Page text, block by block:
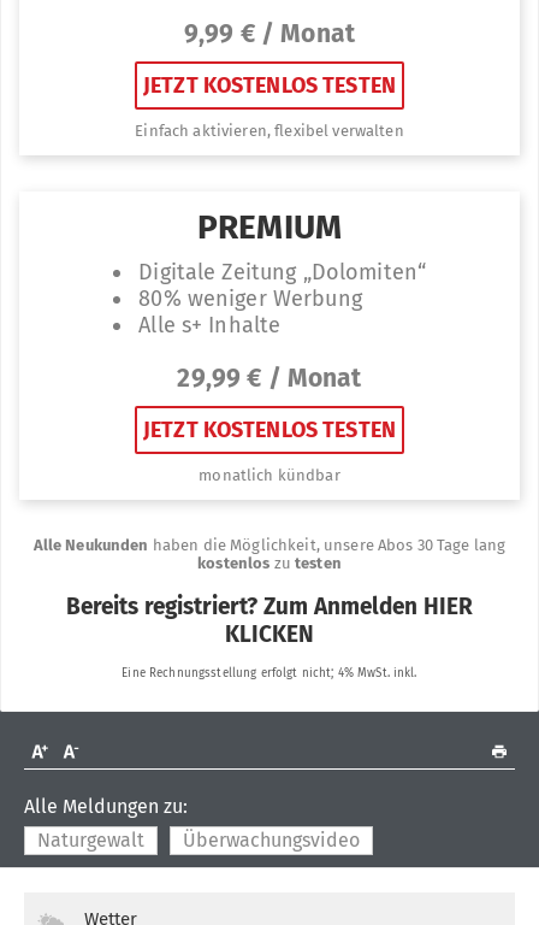
Alle Meldungen zu:
Naturgewalt
Überwachungsvideo
Wetter